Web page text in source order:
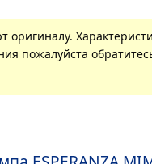
оригиналу.
пожалуйста